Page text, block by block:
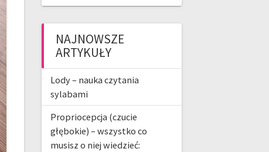
NAJNOWSZE
ARTYKUŁY
Lody – nauka czytania
sylabami
Propriocepcja (czucie
głębokie) – wszystko co
musisz o niej wiedzieć: